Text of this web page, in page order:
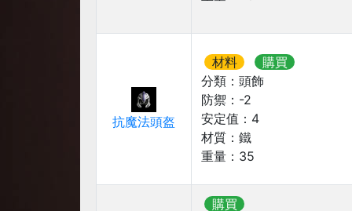
抗魔法頭盔
材料
購買
分類： 頭飾
防禦： -2
安定值： 4
材質： 鐵
重量： 35
購買